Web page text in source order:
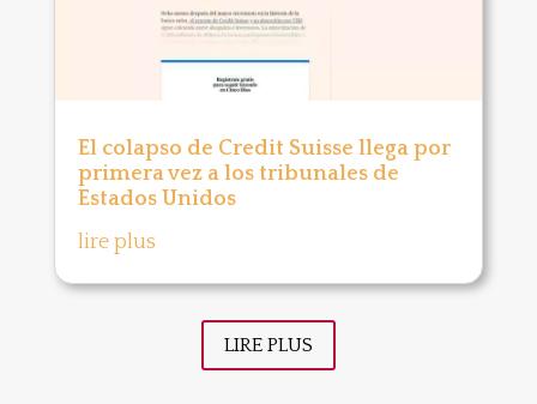
El colapso de Credit Suisse llega por
primera vez a los tribunales de
Estados Unidos
lire plus
LIRE PLUS